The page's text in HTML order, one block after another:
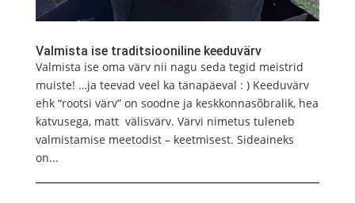
Valmista ise traditsiooniline keeduvärv
Valmista ise oma värv nii nagu seda tegid meistrid
muiste! …ja teevad veel ka tänapäeval : ) Keeduvärv
ehk “rootsi värv” on soodne ja keskkonnasõbralik, hea
katvusega, matt välisvärv. Värvi nimetus tuleneb
valmistamise meetodist – keetmisest. Sideaineks
on...